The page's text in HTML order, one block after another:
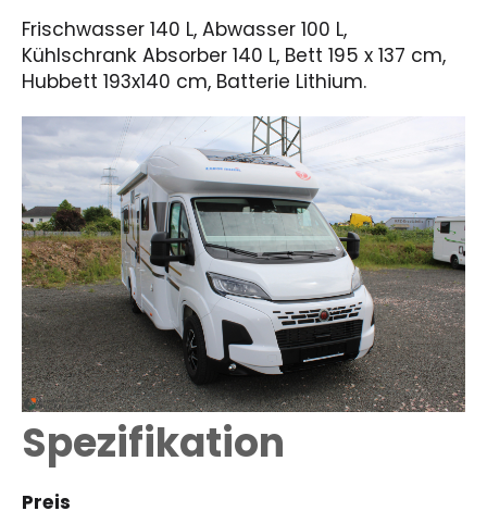
Frischwasser 140 L, Abwasser 100 L,
Kühlschrank Absorber 140 L, Bett 195 x 137 cm,
Hubbett 193x140 cm, Batterie Lithium.
Spezifikation
Preis